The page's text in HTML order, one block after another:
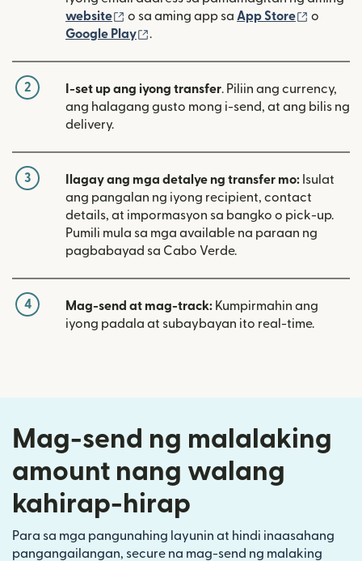
website
(bubukas sa bagong window)
o sa aming app sa App Store
o
Google Play
(bubukas sa bagong window)
.
2 I-set up ang iyong transfer. Piliin ang currency,
ang halagang gusto mong i-send, at ang bilis ng
delivery.
3 Ilagay ang mga detalye ng transfer mo: Isulat
ang pangalan ng iyong recipient, contact
details, at impormasyon sa bangko o pick-up.
Pumili mula sa mga available na paraan ng
pagbabayad sa Cabo Verde.
4 Mag-send at mag-track: Kumpirmahin ang
iyong padala at subaybayan ito real-time.
Mag-send ng malalaking
amount nang walang
kahirap-hirap
Para sa mga pangunahing layunin at hindi inaasahang
pangangailangan, secure na mag-send ng malaking